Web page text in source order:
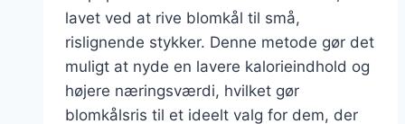
lavet ved at rive blomkål til små,
rislignende stykker. Denne metode gør det
muligt at nyde en lavere kalorieindhold og
højere næringsværdi, hvilket gør
blomkålsris til et ideelt valg for dem, der